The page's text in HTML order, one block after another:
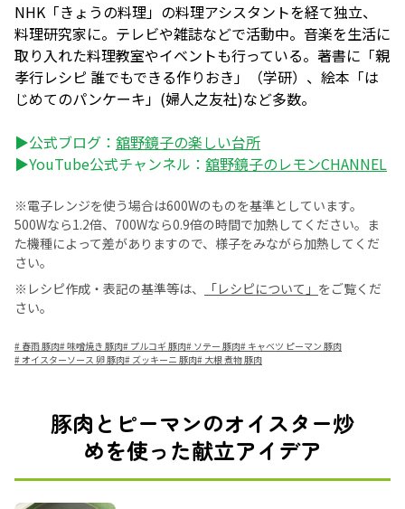
NHK「きょうの料理」の料理アシスタントを経て独立、
料理研究家に。テレビや雑誌などで活動中。音楽を生活に
取り入れた料理教室やイベントも行っている。著書に「親
孝行レシピ 誰でもできる作りおき」（学研）、絵本「は
じめてのパンケーキ」(婦人之友社)など多数。
▶公式ブログ： 舘野鏡子の楽しい台所
▶YouTube公式チャンネル： 舘野鏡子のレモンCHANNEL
※電子レンジを使う場合は600Wのものを基準としています。
500Wなら1.2倍、700Wなら0.9倍の時間で加熱してください。ま
た機種によって差がありますので、様子をみながら加熱してくだ
さい。
※レシピ作成・表記の基準等は、
「レシピについて」 をご覧くだ
さい。
# 春雨 豚肉#味噌焼き 豚肉# プルコギ 豚肉# ソテー 豚肉# キャベツ ピーマン 豚肉
#オイスターソース 卵 豚肉# ズッキーニ 豚肉# 大根 煮物 豚肉
豚肉とピーマンのオイスター炒
めを使った献立アイデア